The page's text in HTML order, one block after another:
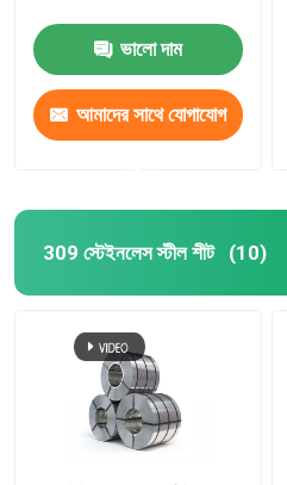
ভালো দাম
আমাদের সাথে যোগাযোগ
309 স্টেইনলেস স্টীল শীট (10)